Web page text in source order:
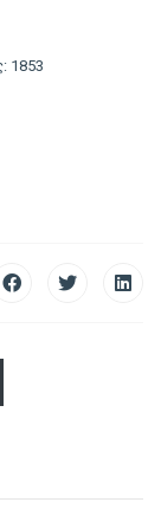
1853
ΔΙΑΚΗΡΥΞΗ